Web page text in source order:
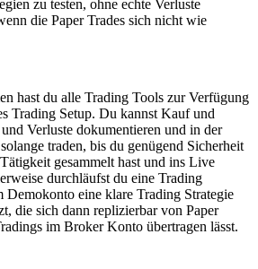
zu testen, ohne echte Verluste
die Paper Trades sich nicht wie
hast du alle Trading Tools zur Verfügung
Trading Setup. Du kannst Kauf und
Verluste dokumentieren und in der
traden, bis du genügend Sicherheit
gesammelt hast und ins Live
durchläufst du eine Trading
eine klare Trading Strategie
die sich dann replizierbar von Paper
im Broker Konto übertragen lässt.